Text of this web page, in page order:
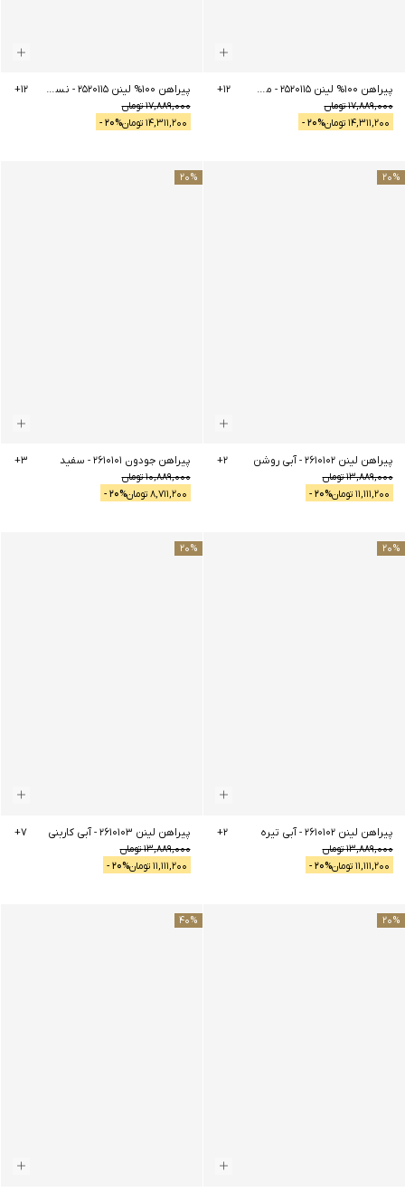
پیراهن 100% لینن 2520115 - مشکی
17,889,000تومان
14,311,200 تومان 20% -
+12 پیراهن 100% لینن 2520115 - نسکافه ای
17,889,000تومان
14,311,200 تومان 20% -
+12
20%
پیراهن لینن 2610102 -آبی روشن
13,889,000تومان
11,111,200 تومان 20% -
+2
20%
پیراهن جودون 2610101 - سفید
10,889,000تومان
8,711,200 تومان 20% -
+3
20%
پیراهن لینن 2610102 -آبی تیره
13,889,000تومان
11,111,200 تومان 20% -
+2
20%
پیراهن لینن 2610103 -آبی کاربنی
13,889,000تومان
11,111,200 تومان 20% -
+7
20%
40%